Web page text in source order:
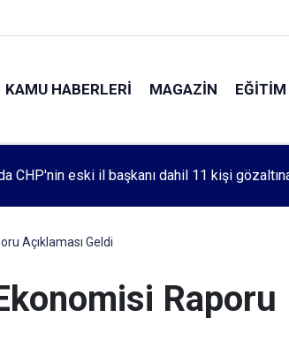
KAMU HABERLERI MAGAZIN EĞITIM
Mehmet Özdemir için adalet aradı
Açıklaması Geldi
Raporu